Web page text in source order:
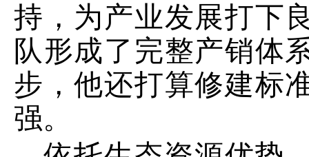
持，为产业发展打下
队形成了完整产销体
步，他还打算修建标
强。